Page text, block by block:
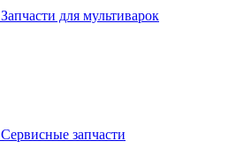
Запчасти для мультиварок
Сервисные запчасти